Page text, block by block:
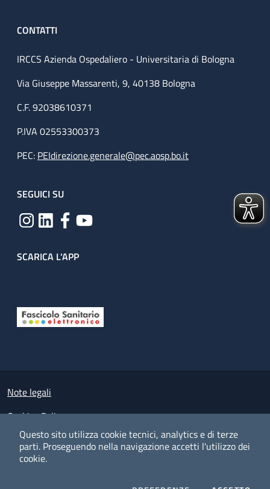
Questo sito utilizza cookie tecnici, analytics e di terze
parti. Proseguendo nella navigazione accetti l'utilizzo dei
cookie.
CONTATTI
IRCCS Azienda Ospedaliero - Universitaria di Bologna
Via Giuseppe Massarenti, 9, 40138 Bologna
C.F. 92038610371
P.IVA 02553300373
PEC: PEIdirezione.generale@pec.aosp.bo.it
SEGUICI SU
SCARICA L'APP
Small prints
Note legali
Cookies Policy
Policy privacy e protezione del dato personale
Albo pretorio on-line